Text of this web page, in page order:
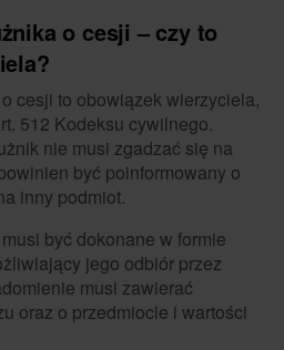
o cesji – czy to
cesji to obowiązek wierzyciela,
512 Kodeksu cywilnego.
nie musi zgadzać się na
być poinformowany o
inny podmiot.
być dokonane w formie
jego odbiór przez
musi zawierać
oraz o przedmiocie i wartości